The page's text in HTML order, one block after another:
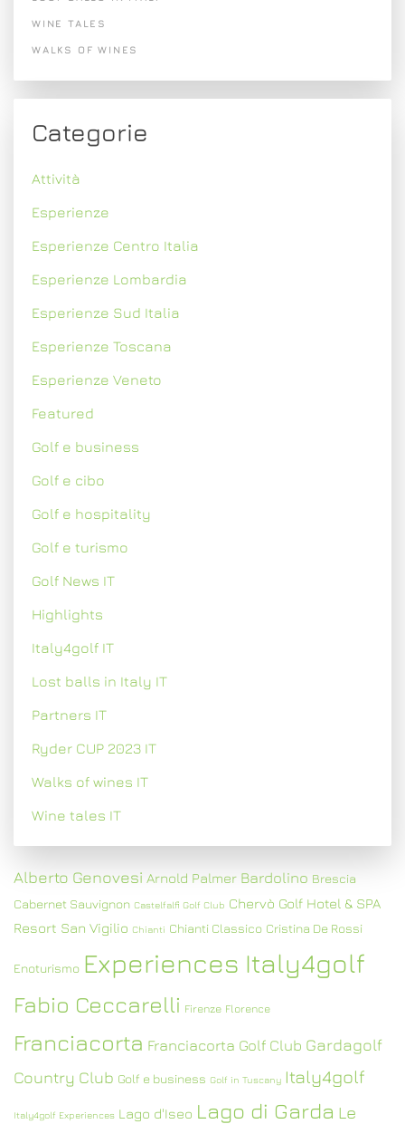
WINE TALES
WALKS OF WINES
Categorie
Attività
Esperienze
Esperienze Centro Italia
Esperienze Lombardia
Esperienze Sud Italia
Esperienze Toscana
Esperienze Veneto
Featured
Golf e business
Golf e cibo
Golf e hospitality
Golf e turismo
Golf News IT
Highlights
Italy4golf IT
Lost balls in Italy IT
Partners IT
Ryder CUP 2023 IT
Walks of wines IT
Wine tales IT
Alberto Genovesi Arnold Palmer Bardolino Brescia
Cabernet Sauvignon Castelfalfi Golf Club Chervò Golf Hotel & SPA
Resort San Vigilio Chianti Chianti Classico Cristina De Rossi
Enoturismo Experiences Italy4golf
Fabio Ceccarelli Firenze Florence
Franciacorta Franciacorta Golf Club Gardagolf
Country Club Golf e business Golf in Tuscany Italy4golf
Italy4golf Experiences Lago d'Iseo Lago di Garda Le